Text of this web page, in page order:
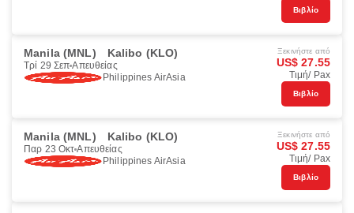
Βιβλίο
Manila (MNL) Kalibo (KLO)
Τρί 29 Σεπ Απευθείας
Philippines AirAsia
Ξεκινήστε από
US$ 27.55
Τιμή/ Pax
Βιβλίο
Manila (MNL) Kalibo (KLO)
Παρ 23 Οκτ Απευθείας
Philippines AirAsia
Ξεκινήστε από
US$ 27.55
Τιμή/ Pax
Βιβλίο